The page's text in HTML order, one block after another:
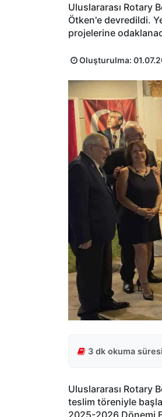
Uluslararası Rotary
Ötken'e devredildi.
projelerine
Oluşturulma:
3 dk okuma süresi
Uluslararası Rotary
teslim töreniyle